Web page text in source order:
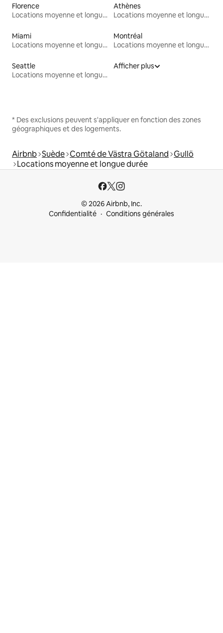
Florence
Locations moyenne et longue durée
Athènes
Locations moyenne et longue durée
Miami
Locations moyenne et longue durée
Montréal
Locations moyenne et longue durée
Seattle
Locations moyenne et longue durée
Afficher plus
* Des exclusions peuvent s'appliquer en fonction des zones
géographiques et des logements.
Airbnb Suède Comté de Västra Götaland Gullö
Locations moyenne et longue durée
© 2026 Airbnb, Inc.
Confidentialité
Conditions générales